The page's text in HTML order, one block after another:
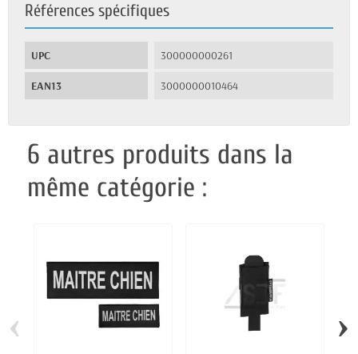
Références spécifiques
UPC 300000000261
EAN13 3000000010464
6 autres produits dans la
même catégorie :
‹ ›